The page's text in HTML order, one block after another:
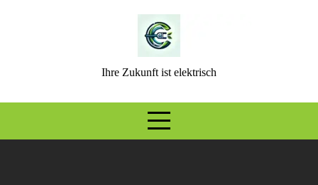
Ihre Zukunft ist elektrisch